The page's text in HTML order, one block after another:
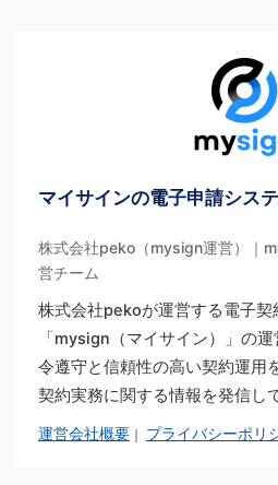
マイサインの電子申請シス
株式会社peko（mysign運営）｜
営チーム
株式会社pekoが運営する電子契
「mysign（マイサイン）」の
令遵守と信頼性の高い契約運用
契約実務に関する情報を発信し
運営会社概要 ｜ プライバシーポリ